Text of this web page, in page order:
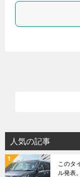
人気の記事
このタ
ル発表。